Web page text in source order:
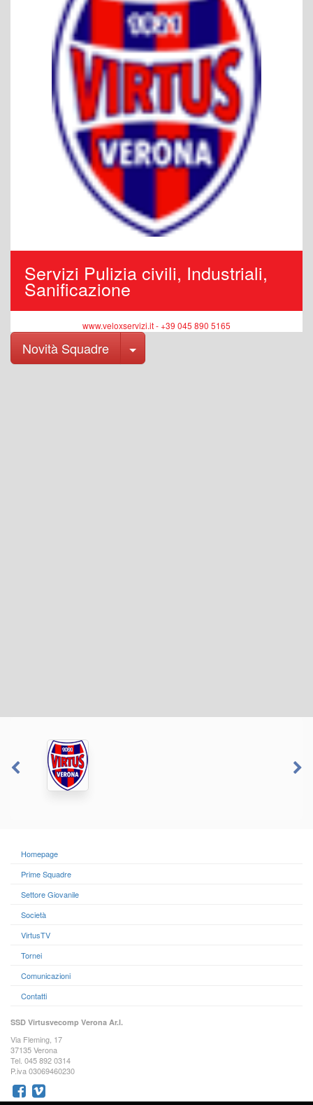
Servizi Pulizia civili, Industriali,
Sanificazione
www.veloxservizi.it - +39 045 890 5165
Novità Squadre Toggle Dropdown
Homepage
Prime Squadre
Settore Giovanile
Società
VirtusTV
Tornei
Comunicazioni
Contatti
SSD Virtusvecomp Verona Ar.l.
Via Fleming, 17
37135 Verona
Tel. 045 892 0314
P.iva 03069460230